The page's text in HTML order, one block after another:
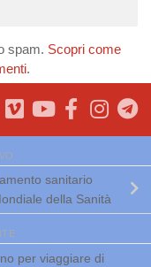
spam. Scopri come
.
sanitario
della Sanità
per viaggiare di